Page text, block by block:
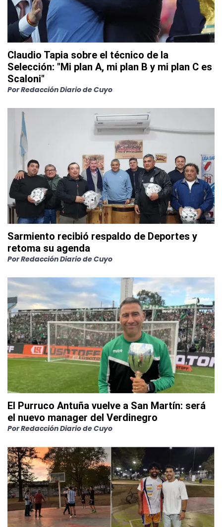
Claudio Tapia sobre el técnico de la
Selección: "Mi plan A, mi plan B y mi plan C es
Scaloni"
PorRedacción Diario de Cuyo
Sarmiento recibió respaldo de Deportes y
retoma su agenda
PorRedacción Diario de Cuyo
El Purruco Antuña vuelve a San Martín: será
el nuevo manager del Verdinegro
PorRedacción Diario de Cuyo